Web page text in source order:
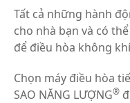
Tất cả những hành
cho nhà bạn và có
để điều hòa không
Chọn máy điều hòa
SAO NĂNG LƯỢNG®